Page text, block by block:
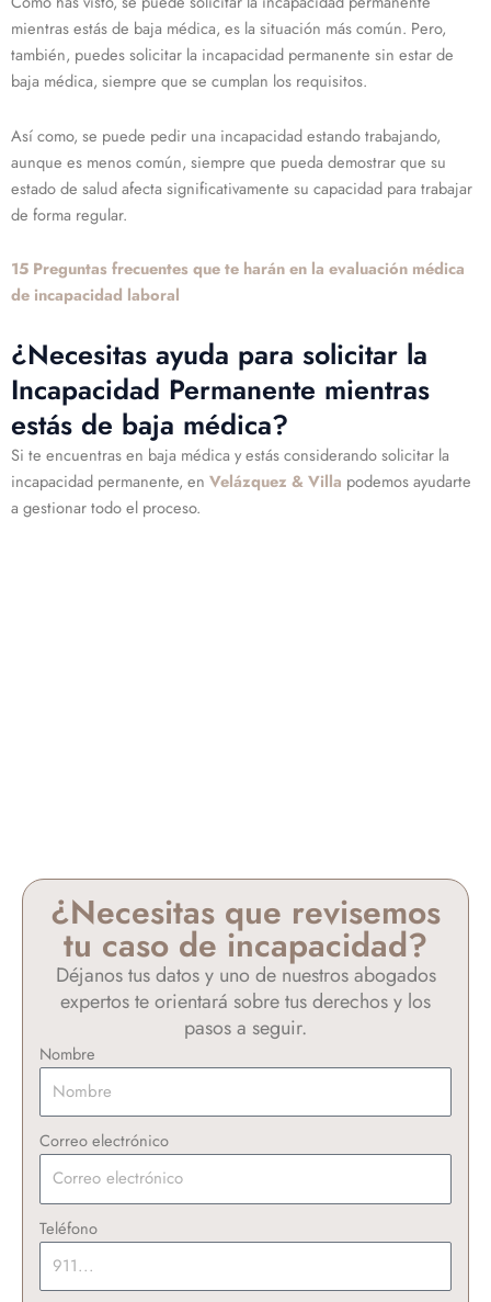
mientras estás de baja médica, es la situación más común. Pero,
también, puedes solicitar la incapacidad permanente sin estar de
baja médica, siempre que se cumplan los requisitos.
Así como, se puede pedir una incapacidad estando trabajando,
aunque es menos común, siempre que pueda demostrar que su
estado de salud afecta significativamente su capacidad para trabajar
de forma regular.
15 Preguntas frecuentes que te harán en la evaluación médica
de incapacidad laboral
¿Necesitas ayuda para solicitar la
Incapacidad Permanente mientras
estás de baja médica?
Si te encuentras en baja médica y estás considerando solicitar la
incapacidad permanente, en Velázquez & Villa podemos ayudarte
a gestionar todo el proceso.
¿Necesitas que revisemos
tu caso de incapacidad?
Déjanos tus datos y uno de nuestros abogados
expertos te orientará sobre tus derechos y los
pasos a seguir.
Nombre
Correo electrónico
Teléfono